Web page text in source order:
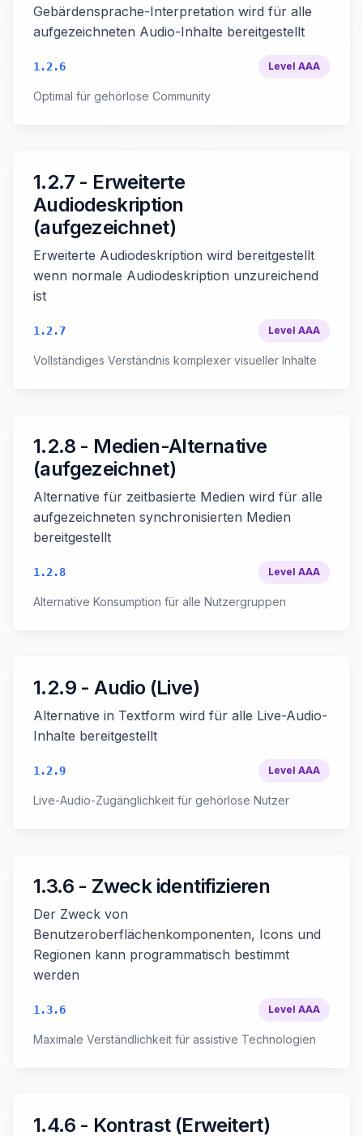
Gebärdensprache-Interpretation wird für alle
aufgezeichneten Audio-Inhalte bereitgestellt
1.2.6 Level AAA
Optimal für gehörlose Community
1.2.7 - Erweiterte
Audiodeskription
(aufgezeichnet)
Erweiterte Audiodeskription wird bereitgestellt
wenn normale Audiodeskription unzureichend
ist
1.2.7 Level AAA
Vollständiges Verständnis komplexer visueller Inhalte
1.2.8 - Medien-Alternative
(aufgezeichnet)
Alternative für zeitbasierte Medien wird für alle
aufgezeichneten synchronisierten Medien
bereitgestellt
1.2.8 Level AAA
Alternative Konsumption für alle Nutzergruppen
1.2.9 - Audio (Live)
Alternative in Textform wird für alle Live-Audio-
Inhalte bereitgestellt
1.2.9 Level AAA
Live-Audio-Zugänglichkeit für gehörlose Nutzer
1.3.6 - Zweck identifizieren
Der Zweck von
Benutzeroberflächenkomponenten, Icons und
Regionen kann programmatisch bestimmt
werden
1.3.6 Level AAA
Maximale Verständlichkeit für assistive Technologien
1.4.6 - Kontrast (Erweitert)